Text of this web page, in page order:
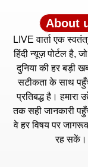
About
LIVE वार्ता एक
हिंदी न्यूज़ पोर्टल है,
दुनिया की हर बड़ी
सटीकता के साथ
प्रतिबद्ध है। हमारा
तक सही जानकारी
वे हर विषय पर
रह सकें।